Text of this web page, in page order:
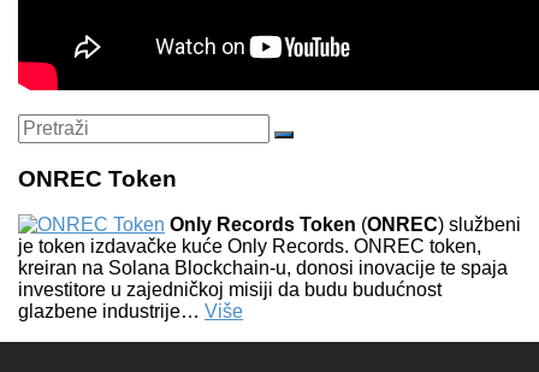
Search
for:
Pretraži
ONREC Token
Only Records Token (ONREC) službeni
je token izdavačke kuće Only Records. ONREC token,
kreiran na Solana Blockchain-u, donosi inovacije te spaja
investitore u zajedničkoj misiji da budu budućnost
glazbene industrije… Više